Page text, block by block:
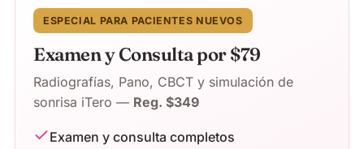
ESPECIAL PARA PACIENTES NUEVOS
Examen y Consulta por $79
Radiografías, Pano, CBCT y simulación de
sonrisa iTero — Reg. $349
Examen y consulta completos